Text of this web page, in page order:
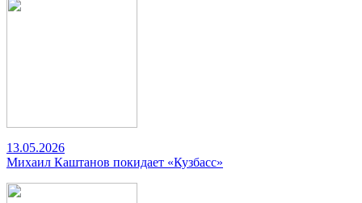
13.05.2026
Михаил Каштанов покидает «Кузбасс»